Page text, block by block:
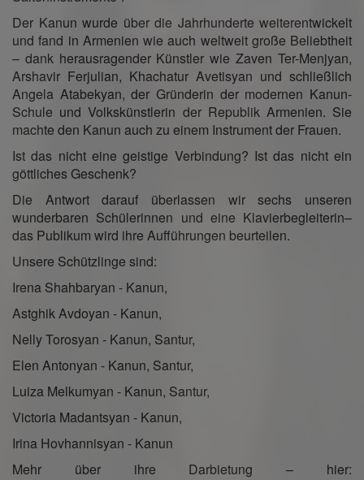
Der Kanun wurde über die Jahrhunderte weiterentwickelt
und fand in Armenien wie auch weltweit große Beliebtheit
– dank herausragender Künstler wie Zaven Ter-Menjyan,
Arshavir Ferjulian, Khachatur Avetisyan und schließlich
Angela Atabekyan, der Gründerin der modernen Kanun-
Schule und Volkskünstlerin der Republik Armenien. Sie
machte den Kanun auch zu einem Instrument der Frauen.
Ist das nicht eine geistige Verbindung? Ist das nicht ein
göttliches Geschenk?
Die Antwort darauf überlassen wir sechs unseren
wunderbaren Schülerinnen und eine Klavierbegleiterin–
das Publikum wird ihre Aufführungen beurteilen.
Unsere Schützlinge sind:
Irena Shahbaryan - Kanun,
Astghik Avdoyan - Kanun,
Nelly Torosyan - Kanun, Santur,
Elen Antonyan - Kanun, Santur,
Luiza Melkumyan - Kanun, Santur,
Victoria Madantsyan - Kanun,
Irina Hovhannisyan - Kanun
Mehr über ihre Darbietung – hier: